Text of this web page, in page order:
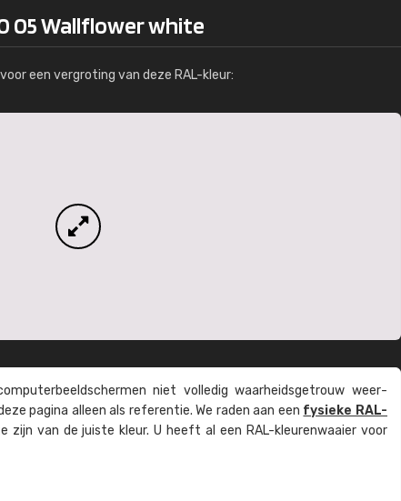
05 Wallflower white
een vergroting van deze RAL-kleur:
niet volledig waarheids­­getrouw weer­
pagina alleen als referentie. We raden aan een fysieke RAL-
zijn van de juiste kleur. U heeft al een RAL-kleuren­waaier voor
Kambier BV